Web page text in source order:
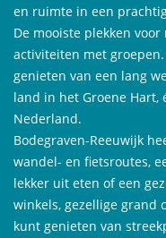
en ruimte in een
De mooiste plekken
activiteiten met
genieten van een lang
land in het Groene Hart,
Nederland.
Bodegraven-Reeuwijk
wandel- en fietsroutes,
lekker uit eten of een
winkels, gezellige grand
kunt genieten van